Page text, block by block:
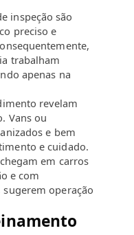
inspeção são
preciso e
trabalham
apenas na
revelam
Vans ou
e bem
e cuidado.
em carros
e com
operação